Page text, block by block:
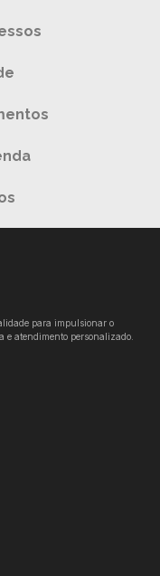
para impulsionar o
e atendimento personalizado.